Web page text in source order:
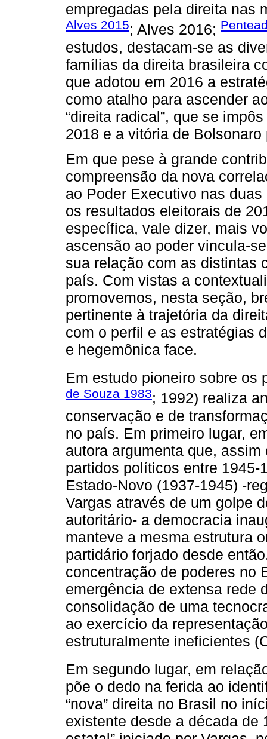
empregadas pela direita nas
Alves 2015; Alves 2016;
estudos, destacam-se as
famílias da direita brasileira
que adotou em 2016 a
como atalho para ascender
“direita radical”, que se
2018 e a vitória de
Em que pese à grande
compreensão da nova
ao Poder Executivo nas
os resultados eleitorais de
específica, vale dizer, mais
ascensão ao poder vincula-
sua relação com as distintas
país. Com vistas a
promovemos, nesta seção,
pertinente à trajetória da
com o perfil e as estratégias
e hegemônica face.
Em estudo pioneiro sobre os
de Souza 1983; 1992) realiza
conservação e de
no país. Em primeiro lugar,
autora argumenta que,
partidos políticos entre
Estado-Novo (1937-1945) -
Vargas através de um golpe
autoritário- a democracia
manteve a mesma estrutura
partidário forjado desde
concentração de poderes no
emergência de extensa rede
consolidação de uma
ao exercício da
estruturalmente ineficientes
Em segundo lugar, em
põe o dedo na ferida ao
“nova” direita no Brasil no
existente desde a década de